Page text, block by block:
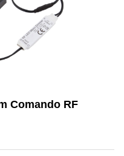
Comando RF